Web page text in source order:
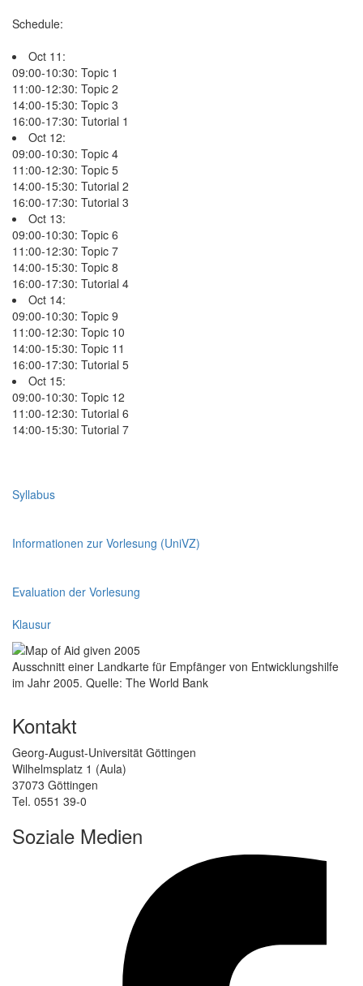
Schedule:
Oct 11:
09:00-10:30: Topic 1
11:00-12:30: Topic 2
14:00-15:30: Topic 3
16:00-17:30: Tutorial 1
Oct 12:
09:00-10:30: Topic 4
11:00-12:30: Topic 5
14:00-15:30: Tutorial 2
16:00-17:30: Tutorial 3
Oct 13:
09:00-10:30: Topic 6
11:00-12:30: Topic 7
14:00-15:30: Topic 8
16:00-17:30: Tutorial 4
Oct 14:
09:00-10:30: Topic 9
11:00-12:30: Topic 10
14:00-15:30: Topic 11
16:00-17:30: Tutorial 5
Oct 15:
09:00-10:30: Topic 12
11:00-12:30: Tutorial 6
14:00-15:30: Tutorial 7
Syllabus
Informationen zur Vorlesung (UniVZ)
Evaluation der Vorlesung
Klausur
Ausschnitt einer Landkarte für Empfänger von Entwicklungshilfe
im Jahr 2005. Quelle: The World Bank
Kontakt
Georg-August-Universität Göttingen
Wilhelmsplatz 1 (Aula)
37073 Göttingen
Tel. 0551 39-0
Soziale Medien